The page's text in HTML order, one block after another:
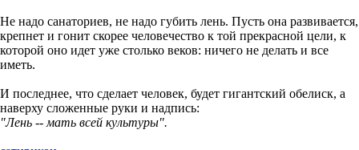
Не надо санаториев, не надо губить лень. Пусть она развивается,
крепнет и гонит скорее человечество к той прекрасной цели, к
которой оно идет уже столько веков: ничего не делать и все
иметь.
И последнее, что сделает человек, будет гигантский обелиск, а
наверху сложенные руки и надпись:
"Лень -- мать всей культуры".